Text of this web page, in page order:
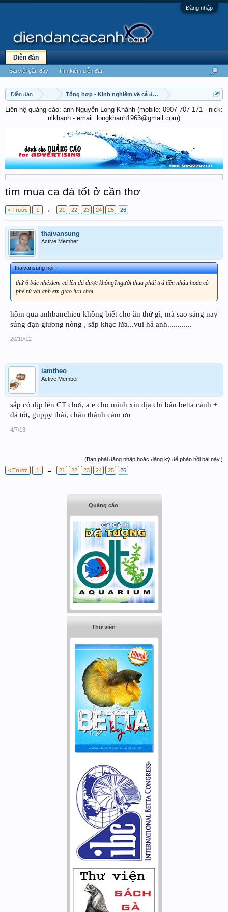
Đăng nhập
Diễn đàn Tổng hợp - Kinh nghiệm về cá đá - cá chọi
Liên hệ quảng cáo: anh Nguyễn Long Khánh (mobile: 0907 707 171 - nick:
nlkhanh - email: longkhanh1963@gmail.com)
tìm mua ca đá tốt ở cần thơ
< Trước 1 ← 21 22 23 24 25 26
thaivansung
Active Member
thaivansung nói:↑
thứ 6 bác nhé.đem cá lên đá được không?người thua phải trả tiền nhậu hoặc cà
phê.rủ vài anh em giao lưu chơi
hôm qua anhbanchieu không biết cho ăn thứ gì, mà sao sáng nay
súng đạn giương nòng , sắp khạc lữa...vui hả anh............
20/10/12
iamtheo
Active Member
sắp có dịp lên CT chơi, a e cho mình xin địa chỉ bán betta cảnh +
đá tốt, guppy thái, chân thành cảm ơn
4/7/13
(Bạn phải đăng nhập hoặc đăng ký để phản hồi bài này.)
< Trước
1 ← 21 22 23 24 25 26
Quảng cáo
Thư viện
Diễn đàn
Bài viết gần đây Tìm kiếm diễn đàn